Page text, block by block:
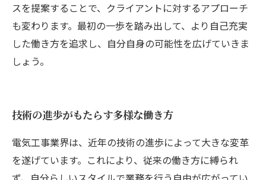
スを提案することで、クライアントに対するアプローチ
も変わります。最初の一歩を踏み出して、より自己充実
した働き方を追求し、自分自身の可能性を広げていきま
しょう。
技術の進歩がもたらす多様な働き方
電気工事業界は、近年の技術の進歩によって大きな変革
を遂げています。これにより、従来の働き方に縛られ